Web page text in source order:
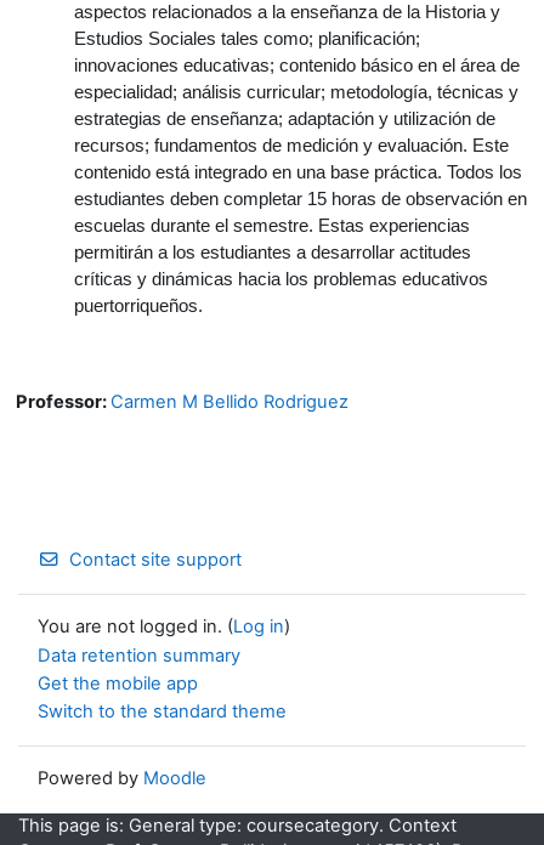
aspectos relacionados a la enseñanza de la Historia y
Estudios Sociales tales como; planificación;
innovaciones educativas; contenido básico en el área de
especialidad; análisis curricular; metodología, técnicas y
estrategias de enseñanza; adaptación y utilización de
recursos; fundamentos de medición y evaluación. Este
contenido está integrado en una base práctica. Todos los
estudiantes deben completar 15 horas de observación en
escuelas durante el semestre. Estas experiencias
permitirán a los estudiantes a desarrollar actitudes
críticas y dinámicas hacia los problemas educativos
puertorriqueños.
Professor:Carmen M Bellido Rodriguez
Contact site support
You are not logged in. (Log in)
Data retention summary
Get the mobile app
Switch to the standard theme
Powered by Moodle
This page is: General type: coursecategory. Context